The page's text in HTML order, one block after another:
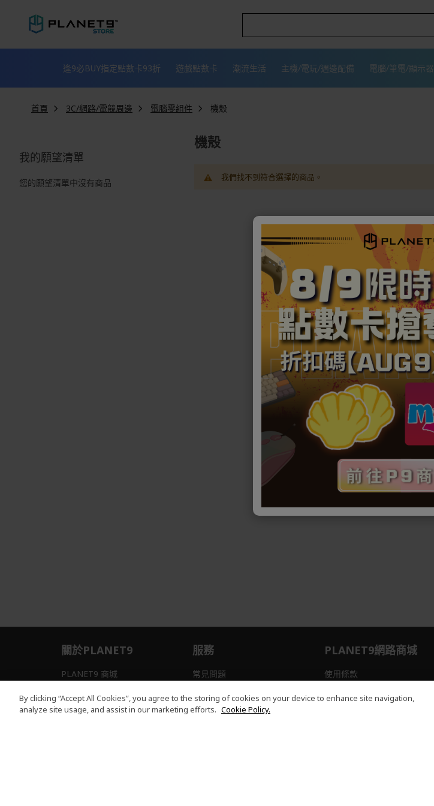
逢9必BUY指定點數卡93折 遊戲點數卡 潮流生活 主機/電玩/週邊配備 電腦/筆電/顯示器
首頁 3C/網路/電競周邊 電腦零組件 機殼
機殼
我們找不到符合選擇的商品。
我的願望清單
您的願望清單中沒有商品
關於PLANET9
PLANET9 商城
服務
常見問題
PLANET9網路商城
使用條款
By clicking “Accept All Cookies”, you agree to the storing of cookies on your device to enhance site navigation,
analyze site usage, and assist in our marketing efforts. Cookie Policy.